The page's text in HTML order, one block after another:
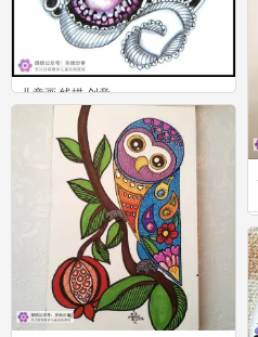
儿童画 线描 创意